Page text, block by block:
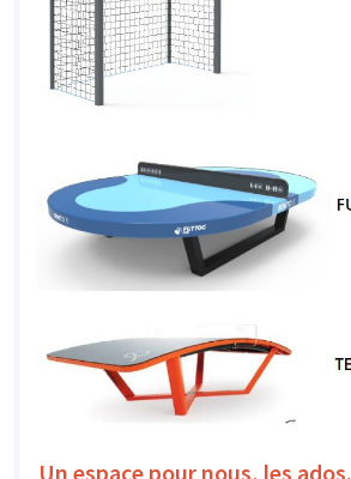
Un espace pour nous, les ados.